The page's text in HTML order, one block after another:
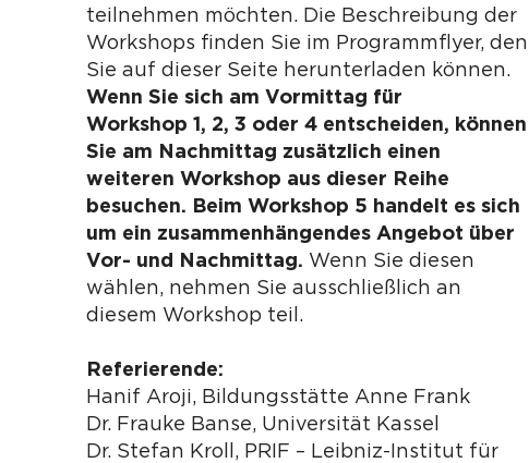
teilnehmen möchten. Die Beschreibung der
Workshops finden Sie im Programmflyer, den
Sie auf dieser Seite herunterladen können.
Wenn Sie sich am Vormittag für
Workshop 1, 2, 3 oder 4 entscheiden, können
Sie am Nachmittag zusätzlich einen
weiteren Workshop aus dieser Reihe
besuchen. Beim Workshop 5 handelt es sich
um ein zusammenhängendes Angebot über
Vor- und Nachmittag. Wenn Sie diesen
wählen, nehmen Sie ausschließlich an
diesem Workshop teil.
Referierende:
Hanif Aroji, Bildungsstätte Anne Frank
Dr. Frauke Banse, Universität Kassel
Dr. Stefan Kroll, PRIF – Leibniz-Institut für